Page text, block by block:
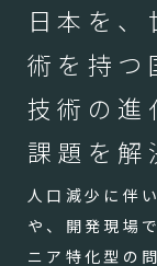
日本を
術を持つ
技術の進
課題を解
人口減少に伴
や、開発現場
ニア特化型の